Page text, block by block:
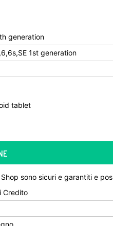
generation
1st generation
tablet
sono sicuri e garantiti e
Credito